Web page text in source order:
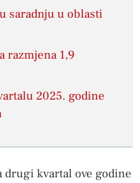
saradnju u oblasti
razmjena 1,9
2025. godine
drugi kvartal ove godine